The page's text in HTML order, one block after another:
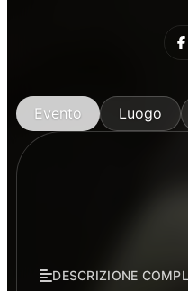
Evento Luogo
DESCRIZIONE